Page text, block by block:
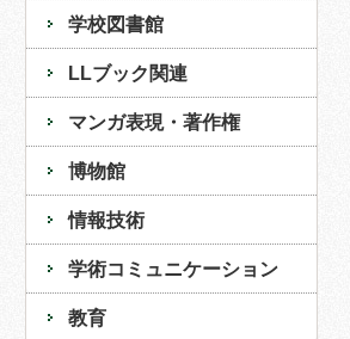
学校図書館
LLブック関連
マンガ表現・著作権
博物館
情報技術
学術コミュニケーション
教育